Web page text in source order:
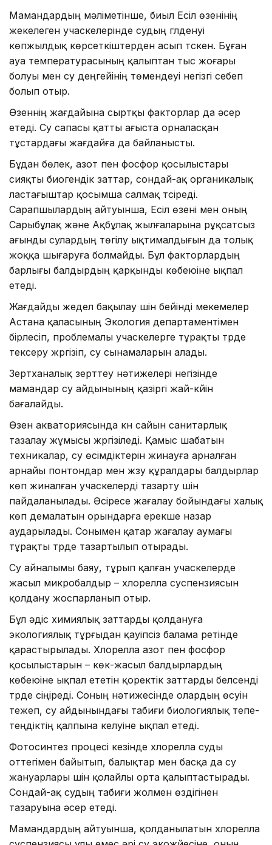
Мамандардың мәліметінше, биыл Есіл өзенінің
жекелеген учаскелерінде судың гүлденуі
көпжылдық көрсеткіштерден асып түскен. Бұған
ауа температурасының қалыптан тыс жоғары
болуы мен су деңгейінің төмендеуі негізгі себеп
болып отыр.
Өзеннің жағдайына сыртқы факторлар да әсер
етеді. Су сапасы қатты ағыста орналасқан
тұстардағы жағдайға да байланысты.
Бұдан бөлек, азот пен фосфор қосылыстары
сияқты биогендік заттар, сондай-ақ органикалық
ластағыштар қосымша салмақ түсіреді.
Сарапшылардың айтуынша, Есіл өзені мен оның
Сарыбұлақ және Ақбұлақ жылғаларына рұқсатсыз
ағынды сулардың төгілу ықтималдығын да толық
жоққа шығаруға болмайды. Бұл факторлардың
барлығы балдырдың қарқынды көбеюіне ықпал
етеді.
Жағдайды жедел бақылау үшін бейінді мекемелер
Астана қаласының Экология департаментімен
бірлесіп, проблемалы учаскелерге тұрақты түрде
тексеру жүргізіп, су сынамаларын алады.
Зертханалық зерттеу нәтижелері негізінде
мамандар су айдынының қазіргі жай-күйін
бағалайды.
Өзен акваториясында күн сайын санитарлық
тазалау жұмысы жүргізіледі. Қамыс шабатын
техникалар, су өсімдіктерін жинауға арналған
арнайы понтондар мен жүзу құралдары балдырлар
көп жиналған учаскелерді тазарту үшін
пайдаланылады. Әсіресе жағалау бойындағы халық
көп демалатын орындарға ерекше назар
аударылады. Сонымен қатар жағалау аумағы
тұрақты түрде тазартылып отырады.
Су айналымы баяу, тұрып қалған учаскелерде
жасыл микробалдыр – хлорелла суспензиясын
қолдану жоспарланып отыр.
Бұл әдіс химиялық заттарды қолдануға
экологиялық тұрғыдан қауіпсіз балама ретінде
қарастырылады. Хлорелла азот пен фосфор
қосылыстарын – көк-жасыл балдырлардың
көбеюіне ықпал ететін қоректік заттарды белсенді
түрде сіңіреді. Соның нәтижесінде олардың өсуін
тежеп, су айдынындағы табиғи биологиялық тепе-
теңдіктің қалпына келуіне ықпал етеді.
Фотосинтез процесі кезінде хлорелла суды
оттегімен байытып, балықтар мен басқа да су
жануарлары үшін қолайлы орта қалыптастырады.
Сондай-ақ судың табиғи жолмен өздігінен
тазаруына әсер етеді.
Мамандардың айтуынша, қолданылатын хлорелла